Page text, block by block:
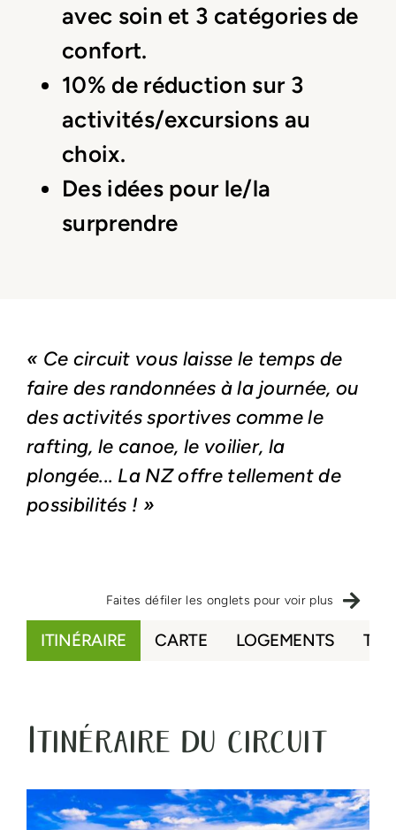
avec soin et 3 catégories de
confort.
10% de réduction sur 3
activités/excursions au
choix.
Des idées pour le/la
surprendre
« Ce circuit vous laisse le temps de
faire des randonnées à la journée, ou
des activités sportives comme le
rafting, le canoe, le voilier, la
plongée... La NZ offre tellement de
possibilités ! »
ITINÉRAIRE CARTE LOGEMENTS
Itinéraire du circuit
Faites défiler les onglets pour voir plus